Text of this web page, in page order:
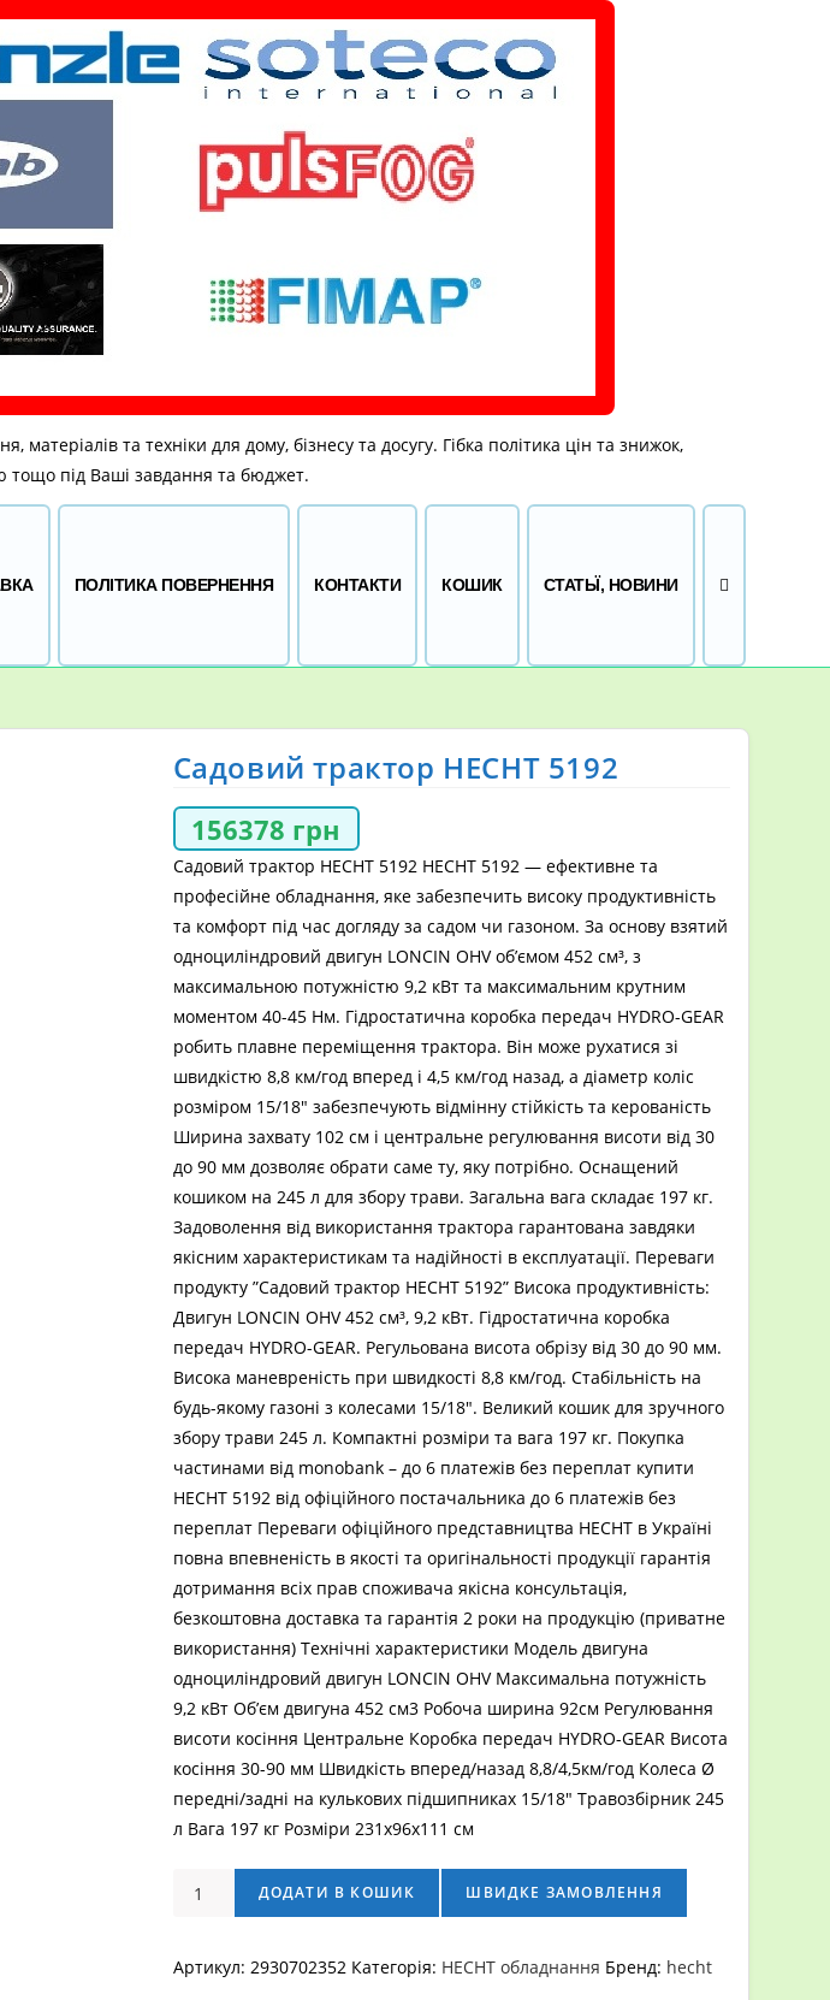
та техніки для дому, бізнесу та досугу. Гібка політика цін та знижок,
тощо під Ваші завдання та бюджет.
ПОЛІТИКА ПОВЕРНЕННЯ КОНТАКТИ КОШИК СТАТЬЇ, НОВИНИ
Садовий трактор HECHT 5192
156378 грн
Садовий трактор HECHT 5192 HECHT 5192 — ефективне та
професійне обладнання, яке забезпечить високу продуктивність
та комфорт під час догляду за садом чи газоном. За основу взятий
одноциліндровий двигун LONCIN OHV об’ємом 452 см³, з
максимальною потужністю 9,2 кВт та максимальним крутним
моментом 40-45 Нм. Гідростатична коробка передач HYDRO-GEAR
робить плавне переміщення трактора. Він може рухатися зі
швидкістю 8,8 км/год вперед і 4,5 км/год назад, а діаметр коліс
розміром 15/18″ забезпечують відмінну стійкість та керованість
Ширина захвату 102 см і центральне регулювання висоти від 30
до 90 мм дозволяє обрати саме ту, яку потрібно. Оснащений
кошиком на 245 л для збору трави. Загальна вага складає 197 кг.
Задоволення від використання трактора гарантована завдяки
якісним характеристикам та надійності в експлуатації. Переваги
продукту ”Садовий трактор HECHT 5192” Висока продуктивність:
Двигун LONCIN OHV 452 см³, 9,2 кВт. Гідростатична коробка
передач HYDRO-GEAR. Регульована висота обрізу від 30 до 90 мм.
Висока маневреність при швидкості 8,8 км/год. Стабільність на
будь-якому газоні з колесами 15/18″. Великий кошик для зручного
збору трави 245 л. Компактні розміри та вага 197 кг. Покупка
частинами від monobank – до 6 платежів без переплат купити
HECHT 5192 від офіційного постачальника до 6 платежів без
переплат Переваги офіційного представництва HECHT в Україні
повна впевненість в якості та оригінальності продукції гарантія
дотримання всіх прав споживача якісна консультація,
безкоштовна доставка та гарантія 2 роки на продукцію (приватне
використання) Технічні характеристики Модель двигуна
одноциліндровий двигун LONCIN OHV Максимальна потужність
9,2 кВт Об’єм двигуна 452 см3 Робоча ширина 92см Регулювання
висоти косіння Центральне Коробка передач HYDRO-GEAR Висота
косіння 30-90 мм Швидкість вперед/назад 8,8/4,5км/год Колеса Ø
передні/задні на кулькових підшипниках 15/18″ Травозбірник 245
л Вага 197 кг Розміри 231х96х111 см
Садовий
трактор
5192
ДОДАТИ В КОШИК ШВИДКЕ ЗАМОВЛЕННЯ
Артикул: 2930702352 Категорія: HECHT обладнання Бренд: hecht